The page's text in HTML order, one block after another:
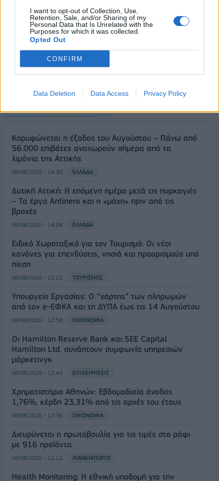
I want to opt-out of Collection, Use,
Retention, Sale, and/or Sharing of my
Personal Data that Is Unrelated with the
Purposes for which it was collected.
Opted Out
CONFIRM
Data Deletion Data Access Privacy Policy
Κορυφώνεται η έξοδος του Αυγούστου – Πάνω από
56.000 επιβάτες αναχωρούν σήμερα από τα
λιμάνια της Αττικής
08/08/2026 - 14:30 ΕΛΛΑΔΑ
Δυτική Αττική: Η επόμενη ημέρα μετά τις πυρκαγιές
– Τα έργα Antinero και η «μάχη» πριν από τις
βροχές
08/08/2026 - 14:08 ΕΛΛΑΔΑ
Ειδικό Χωροταξικό για τον Τουρισμό: Οι νέοι
κανόνες για επενδύσεις, νησιά και προορισμούς υπό
πίεση
08/08/2026 - 13:21 ΤΟΥΡΙΣΜΟΣ
Υπουργείο Εργασίας: Ο “χάρτης” των πληρωμών
από τον e-ΕΦΚΑ και τη ΔΥΠΑ έως τις 14 Αυγούστου
08/08/2026 - 12:58 ΟΙΚΟΝΟΜΙΑ
Οι Hamilton Reserve Bank και SEE Capital
Hamilton Ltd. συνάπτουν συμφωνία υπηρεσιών
μάρκετινγκ
08/08/2026 - 13:44 ΕΠΙΧΕΙΡΗΣΕΙΣ
Χρηματιστήριο Αθηνών: Εβδομαδιαία άνοδος
1,76%, κέρδη 23,31% από τις αρχές του έτους
08/08/2026 - 12:36 ΟΙΚΟΝΟΜΙΑ
Διευρύνεται η πρωτοβουλία για τις τιμές στο ράφι
με 916 προϊόντα
08/08/2026 - 12:12 ΛΙΑΝΕΜΠΟΡΙΟ
Health Monitoring: Η εθνική υποδομή για την